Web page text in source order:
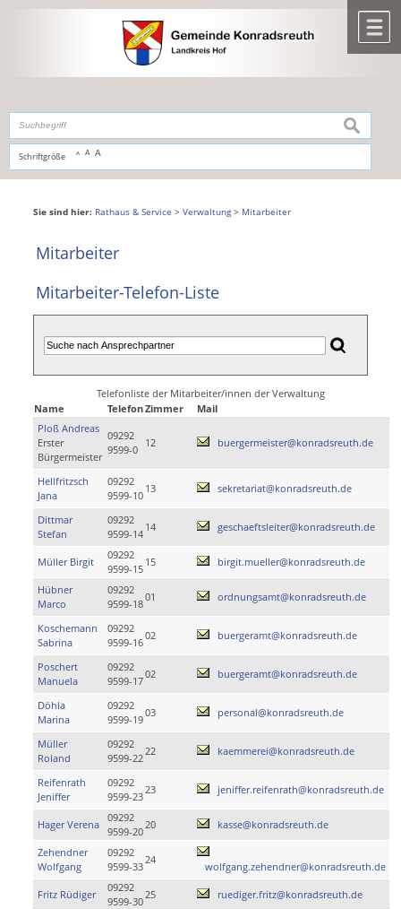
,zur Navigationoderzur Startseitespringen.
Schriftgröße A A A
suchen
Sie sind hier: Rathaus & Service > Verwaltung> Mitarbeiter
Mitarbeiter
Mitarbeiter-Telefon-Liste
Telefonliste der Mitarbeiter/innen der Verwaltung
Name
TelefonZimmer
Mail
Ploß Andreas
Erster
Bürgermeister
09292
9599-0
12 buergermeister@konradsreuth.de
Hellfritzsch
Jana
09292
9599-10
13 sekretariat@konradsreuth.de
Dittmar
Stefan
09292
9599-14
14 geschaeftsleiter@konradsreuth.de
Müller Birgit
09292
9599-15
15 birgit.mueller@konradsreuth.de
Hübner
Marco
09292
9599-18
01 ordnungsamt@konradsreuth.de
Koschemann
Sabrina
09292
9599-16
02 buergeramt@konradsreuth.de
Poschert
Manuela
09292
9599-17
02 buergeramt@konradsreuth.de
Döhla
Marina
09292
9599-19
03 personal@konradsreuth.de
Müller
Roland
09292
9599-22
22 kaemmerei@konradsreuth.de
Reifenrath
Jeniffer
09292
9599-23
23 jeniffer.reifenrath@konradsreuth.de
Hager Verena
09292
9599-20
20 kasse@konradsreuth.de
Zehendner
Wolfgang
09292
9599-33
24
wolfgang.zehendner@konradsreuth.de
Fritz Rüdiger
09292
9599-30
25 ruediger.fritz@konradsreuth.de